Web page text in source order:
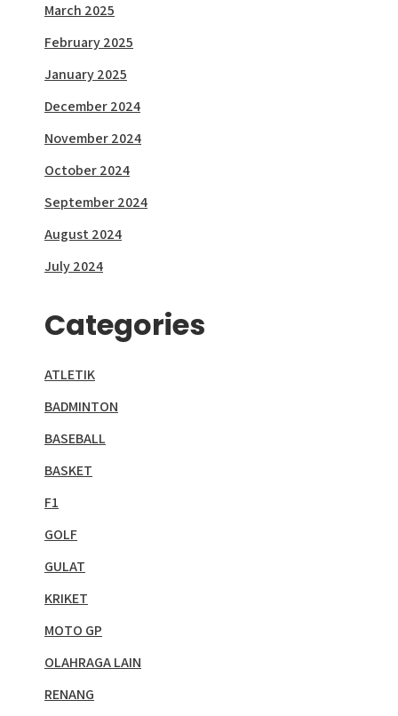
March 2025
February 2025
January 2025
December 2024
November 2024
October 2024
September 2024
August 2024
July 2024
Categories
ATLETIK
BADMINTON
BASEBALL
BASKET
F1
GOLF
GULAT
KRIKET
MOTO GP
OLAHRAGA LAIN
RENANG